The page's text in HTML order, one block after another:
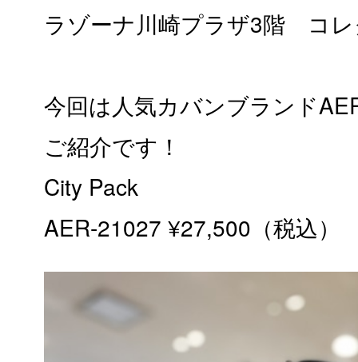
ラゾーナ川崎プラザ3階 コ
今回は人気カバンブランド
ご紹介です！
City Pack
AER-21027 ¥27,500（税込）